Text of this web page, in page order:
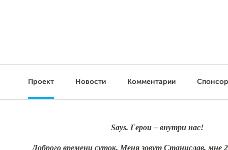
Проект Новости Комментарии
Says. Герои – внутри нас!
Доброго времени суток. Меня зовут Станислав, мне